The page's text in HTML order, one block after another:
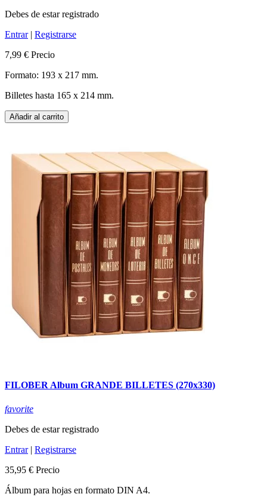
Debes de estar registrado
Entrar| Registrarse
7,99 € Precio
Formato: 193 x 217 mm.
Billetes hasta 165 x 214 mm.
Añadir al carrito
FILOBER Album GRANDE BILLETES (270x330)
favorite
Debes de estar registrado
Entrar| Registrarse
35,95 € Precio
Álbum para hojas en formato DIN A4.